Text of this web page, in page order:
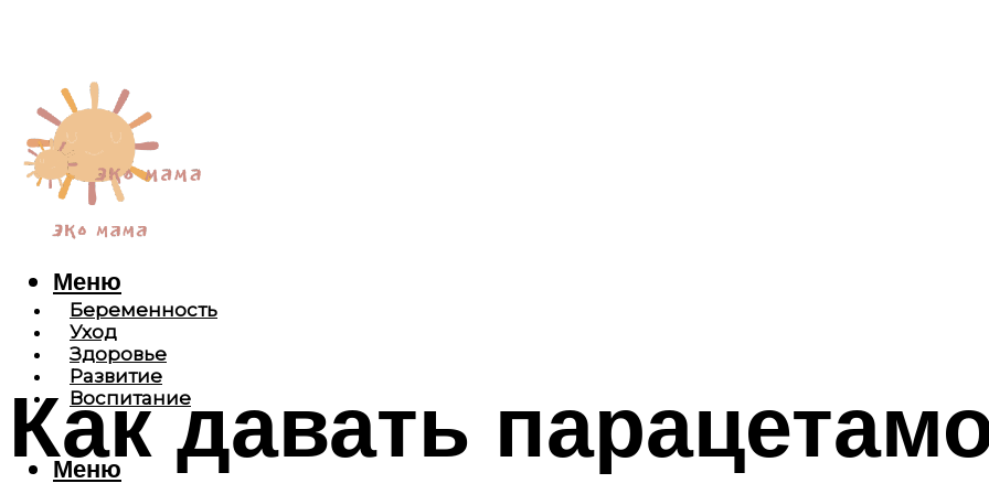
Беременность
Уход
Здоровье
Развитие
Воспитание
Меню
Меню
Как давать